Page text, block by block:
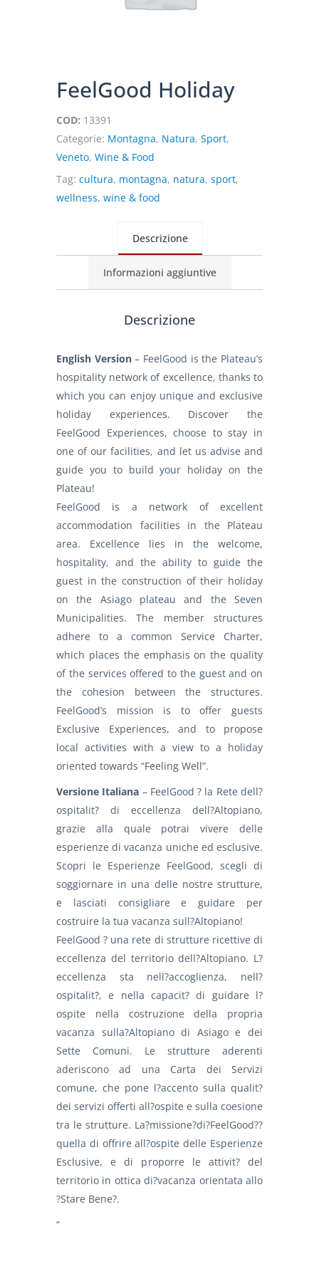
FeelGood Holiday
COD: 13391
Categorie: Montagna, Natura, Sport,
Veneto, Wine & Food
Tag: cultura, montagna, natura, sport,
wellness, wine & food
Descrizione
Informazioni aggiuntive
Descrizione
English Version– FeelGood is the Plateau’s
hospitality network of excellence, thanks to
which you can enjoy unique and exclusive
holiday experiences. Discover the
FeelGood Experiences, choose to stay in
one of our facilities, and let us advise and
guide you to build your holiday on the
Plateau!
FeelGood is a network of excellent
accommodation facilities in the Plateau
area. Excellence lies in the welcome,
hospitality, and the ability to guide the
guest in the construction of their holiday
on the Asiago plateau and the Seven
Municipalities. The member structures
adhere to a common Service Charter,
which places the emphasis on the quality
of the services offered to the guest and on
the cohesion between the structures.
FeelGood’s mission is to offer guests
Exclusive Experiences, and to propose
local activities with a view to a holiday
oriented towards “Feeling Well”.
Versione Italiana – FeelGood ? la Rete dell?
ospitalit? di eccellenza dell?Altopiano,
grazie alla quale potrai vivere delle
esperienze di vacanza uniche ed esclusive.
Scopri le Esperienze FeelGood, scegli di
soggiornare in una delle nostre strutture,
e lasciati consigliare e guidare per
costruire la tua vacanza sull?Altopiano!
FeelGood ? una rete di strutture ricettive di
eccellenza del territorio dell?Altopiano. L?
eccellenza sta nell?accoglienza, nell?
ospitalit?, e nella capacit? di guidare l?
ospite nella costruzione della propria
vacanza sulla?Altopiano di Asiago e dei
Sette Comuni. Le strutture aderenti
aderiscono ad una Carta dei Servizi
comune, che pone l?accento sulla qualit?
dei servizi offerti all?ospite e sulla coesione
tra le strutture. La?missione?di?FeelGood??
quella di offrire all?ospite delle Esperienze
Esclusive, e di proporre le attivit? del
territorio in ottica di?vacanza orientata allo
?Stare Bene?.
“